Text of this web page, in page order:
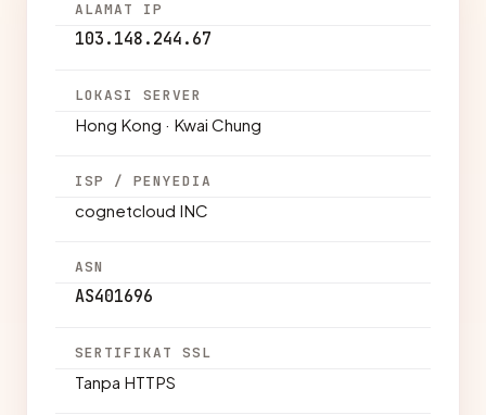
ALAMAT IP
103.148.244.67
LOKASI SERVER
Hong Kong · Kwai Chung
ISP / PENYEDIA
cognetcloud INC
ASN
AS401696
SERTIFIKAT SSL
Tanpa HTTPS